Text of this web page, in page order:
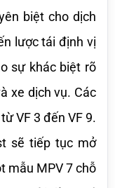
biệt cho dịch
lược tái định vị
sự khác biệt rõ
xe dịch vụ. Các
VF 3 đến VF 9.
sẽ tiếp tục mở
mẫu MPV 7 chỗ